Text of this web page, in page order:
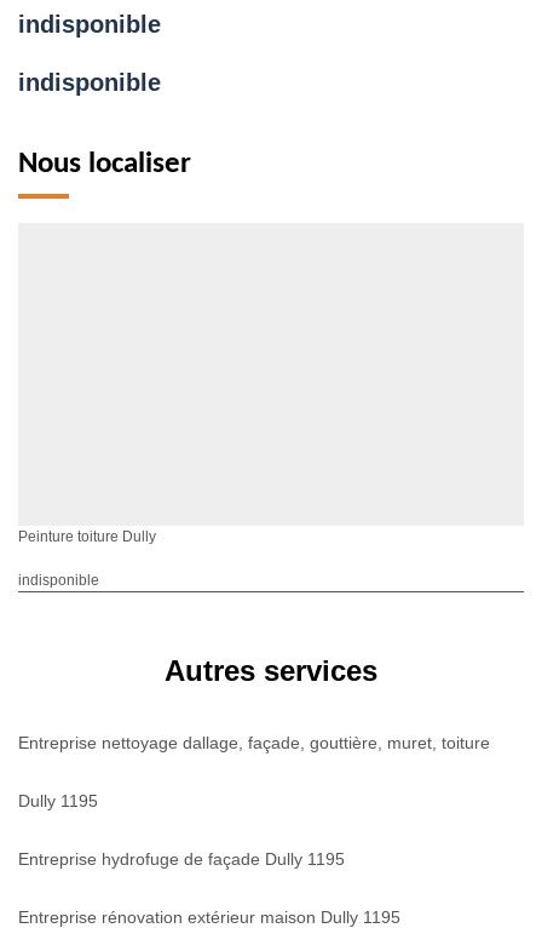
indisponible
indisponible
Nous localiser
Peinture toiture Dully
indisponible
Autres services
Entreprise nettoyage dallage, façade, gouttière, muret, toiture
Dully 1195
Entreprise hydrofuge de façade Dully 1195
Entreprise rénovation extérieur maison Dully 1195